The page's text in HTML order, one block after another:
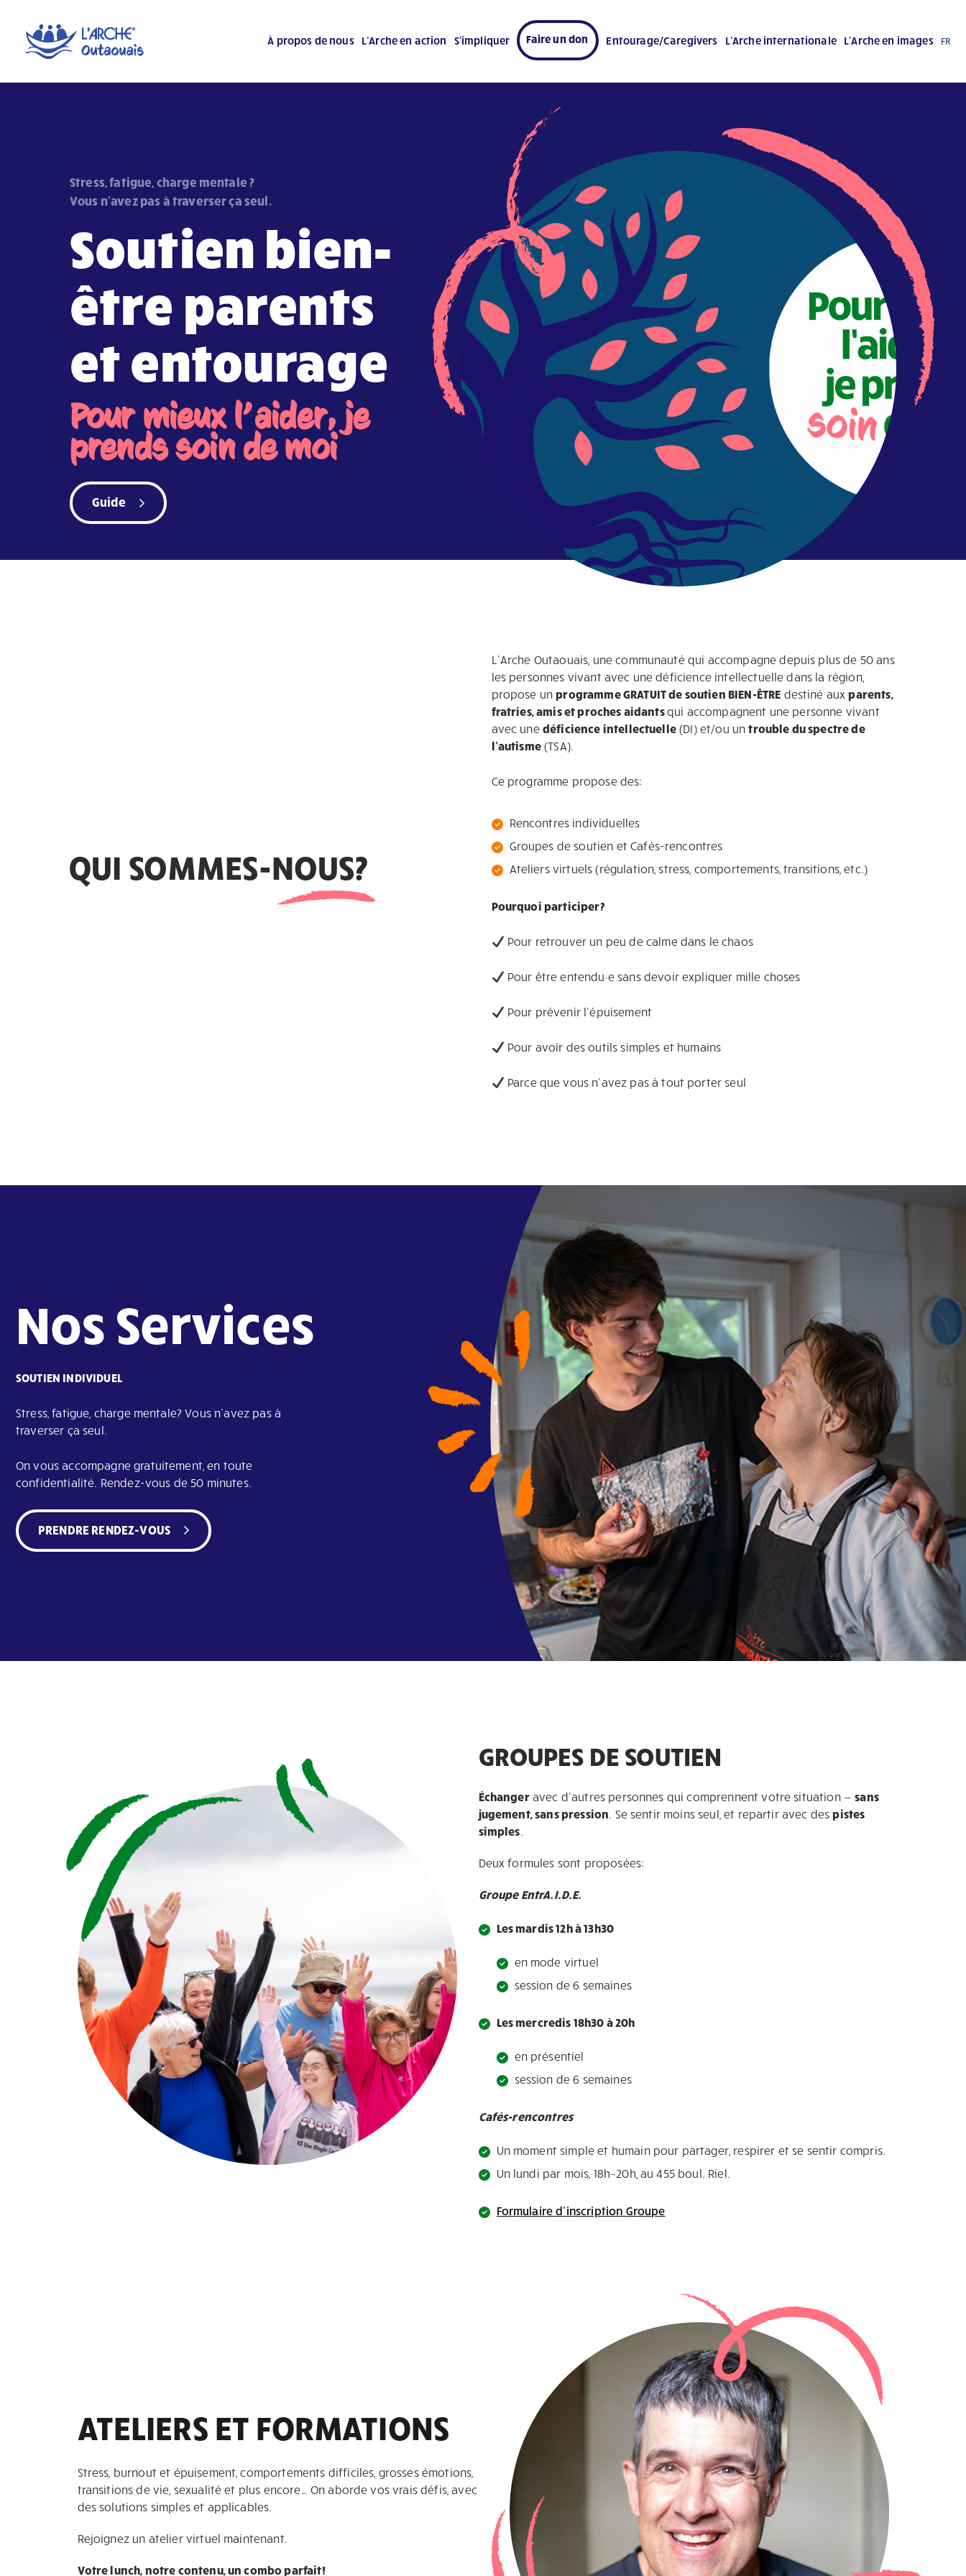
À propos de nous L’Arche en action S’impliquer Faire un don Entourage/Caregivers L’Arche internationale L’Arche en images FR
Stress, fatigue, charge mentale ?
Vous n’avez pas à traverser ça seul.
Soutien bien-
être parents
et entourage
Pour mieux l’aider, je
prends soin de moi
Guide
QUI SOMMES-NOUS?
L’Arche Outaouais, une communauté qui accompagne depuis plus de 50 ans
les personnes vivant avec une déficience intellectuelle dans la région,
propose un programme GRATUIT de soutien BIEN-ÊTRE destiné aux parents,
fratries, amis et proches aidantsqui accompagnent une personne vivant
avec une déficience intellectuelle(DI) et/ou untrouble du spectre de
l’autisme(TSA).
Ce programme propose des:
Rencontres individuelles
Groupes de soutien et Cafés-rencontres
Ateliers virtuels (régulation, stress, comportements, transitions, etc.)
Pourquoi participer?
Pour retrouver un peu de calme dans le chaos
Pour être entendu·e sans devoir expliquer mille choses
Pour prévenir l’épuisement
Pour avoir des outils simples et humains
Parce que vous n’avez pas à tout porter seul
Nos Services
SOUTIEN INDIVIDUEL
Stress, fatigue, charge mentale? Vous n’avez pas à
traverser ça seul.
On vous accompagne gratuitement, en toute
confidentialité. Rendez-vous de 50 minutes.
PRENDRE RENDEZ-VOUS
GROUPES DE SOUTIEN
Échangeravec d’autres personnes qui comprennent votre situation —sans
jugement, sans pression . Se sentir moins seul, et repartir avec des pistes
simples
Deux formules sont proposées:
Groupe EntrA.I.D.E.
Les mardis 12h à 13h30
en mode virtuel
session de 6 semaines
Les mercredis 18h30 à 20h
en présentiel
session de 6 semaines
Cafés-rencontres
Un moment simple et humain pour partager, respirer et se sentir compris.
Un lundi par mois, 18h–20h, au 455 boul. Riel.
Formulaire d’inscription Groupe
ATELIERS ET FORMATIONS
Stress, burnout et épuisement, comportements difficiles, grosses émotions,
transitions de vie, sexualité et plus encore… On aborde vos vrais défis, avec
des solutions simples et applicables.
Rejoignez un atelier virtuel maintenant.
Votre lunch, notre contenu, un combo parfait!